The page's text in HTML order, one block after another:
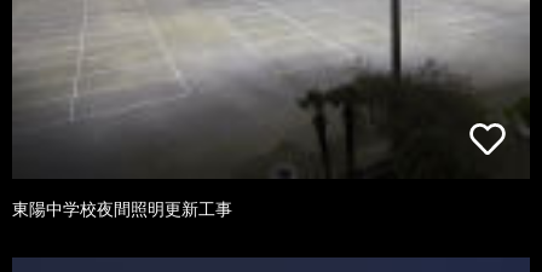
東陽中学校夜間照明更新工事